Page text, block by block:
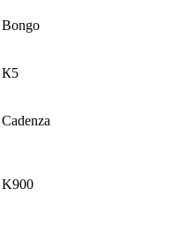
К5